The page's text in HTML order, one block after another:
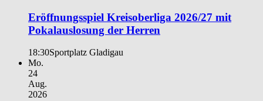
Eröffnungsspiel Kreisoberliga 2026/27 mit
Pokalauslosung der Herren
18:30Sportplatz Gladigau
Mo.
24
Aug.
2026